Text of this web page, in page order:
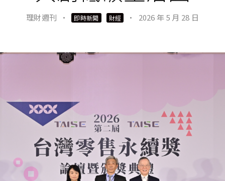
理財週刊 · 即時新聞 財經 · 2026 年 5 月 28 日